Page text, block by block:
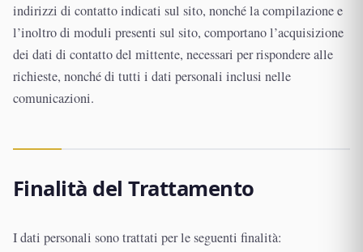
indirizzi di contatto indicati sul sito, nonché la compilazione e
l’inoltro di moduli presenti sul sito, comportano l’acquisizione
dei dati di contatto del mittente, necessari per rispondere alle
richieste, nonché di tutti i dati personali inclusi nelle
comunicazioni.
Finalità del Trattamento
I dati personali sono trattati per le seguenti finalità: